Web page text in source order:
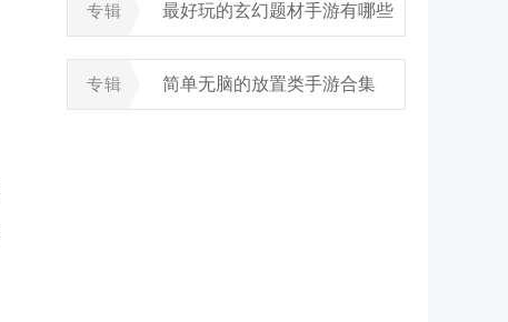
专辑 最好玩的玄幻题材手游有哪些
专辑 简单无脑的放置类手游合集